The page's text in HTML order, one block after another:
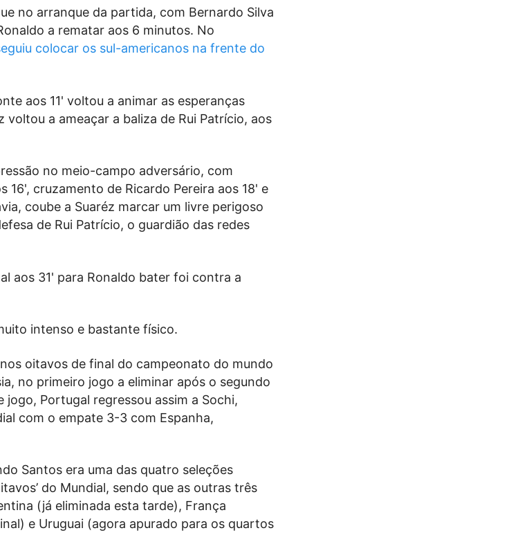
no arranque da partida, com Bernardo Silva
a rematar aos 6 minutos. No
colocar os sul-americanos na frente do
aos 11' voltou a animar as esperanças
voltou a ameaçar a baliza de Rui Patrício, aos
no meio-campo adversário, com
16', cruzamento de Ricardo Pereira aos 18' e
coube a Suaréz marcar um livre perigoso
de Rui Patrício, o guardião das redes
aos 31' para Ronaldo bater foi contra a
intenso e bastante físico.
oitavos de final do campeonato do mundo
no primeiro jogo a eliminar após o segundo
jogo, Portugal regressou assim a Sochi,
com o empate 3-3 com Espanha,
Santos era uma das quatro seleções
do Mundial, sendo que as outras três
(já eliminada esta tarde), França
e Uruguai (agora apurado para os quartos